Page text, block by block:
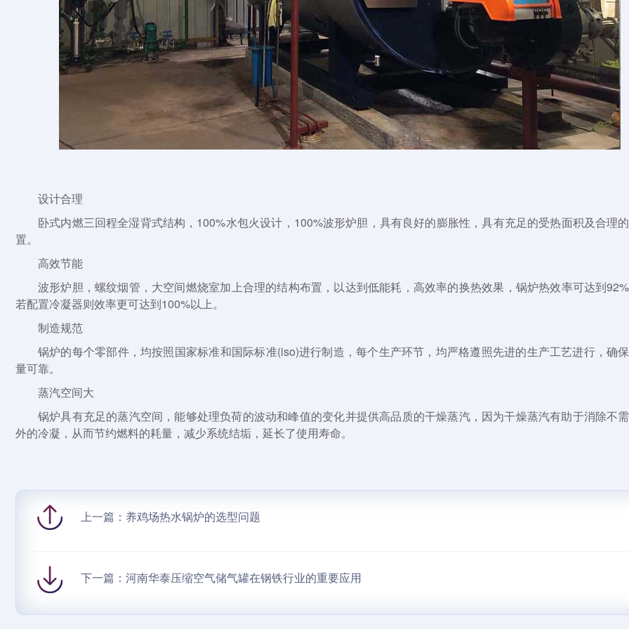
设计合理
卧式内燃三回程全湿背式结构，100%水包火设计，100%波形炉胆，具有良好的膨胀性，具有充足的受热面积及合理
置。
高效节能
波形炉胆，螺纹烟管，大空间燃烧室加上合理的结构布置，以达到低能耗，高效率的换热效果，锅炉热效率可达到92%
若配置冷凝器则效率更可达到100%以上。
制造规范
锅炉的每个零部件，均按照国家标准和国际标准(iso)进行制造，每个生产环节，均严格遵照先进的生产工艺进行，确
量可靠。
蒸汽空间大
锅炉具有充足的蒸汽空间，能够处理负荷的波动和峰值的变化并提供高品质的干燥蒸汽，因为干燥蒸汽有助于消除不
外的冷凝，从而节约燃料的耗量，减少系统结垢，延长了使用寿命。
上一篇： 养鸡场热水锅炉的选型问题
下一篇： 河南华泰压缩空气储气罐在钢铁行业的重要应用